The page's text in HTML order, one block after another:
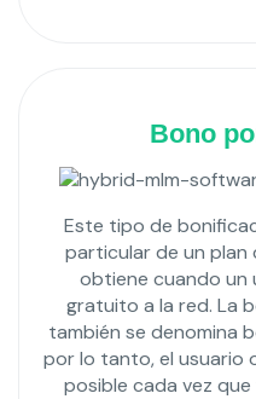
Bono
Este tipo de
particular de un plan
obtiene cuando un
gratuito a la red. La
también se denomina
por lo tanto, el usuario
posible cada vez que